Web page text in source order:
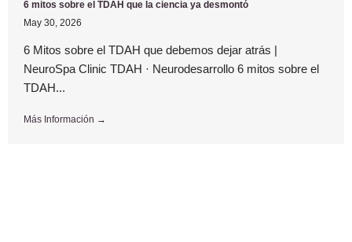
6 mitos sobre el TDAH que la ciencia ya desmontó
May 30, 2026
6 Mitos sobre el TDAH que debemos dejar atrás |
NeuroSpa Clinic TDAH · Neurodesarrollo 6 mitos sobre el
TDAH...
Más Información →